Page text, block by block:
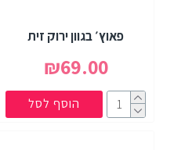
פאוץ׳ בגוון ירוק זית
₪69.00
הוסף לסל